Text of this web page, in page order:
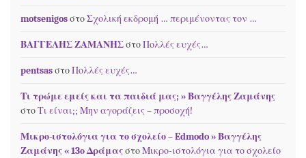
motsenigosστοΣχολική εκδρομή … περιμένοντας τον …
ΒΑΓΓΕΛΗΣ ΖΑΜΑΝΗΣστοΠολλές ευχές…
pentsasστοΠολλές ευχές…
Τι τρώμε εμείς και τα παιδιά μας; » Βαγγέλης Ζαμάνης
στοΤι είναι;; Μην αγοράζεις – προσοχή!
Μικρο-ιστολόγια για το σχολείο – Edmodo » Βαγγέλης
Ζαμάνης « 13ο ΔράμαςστοΜικρο-ιστολόγια για το σχολείο